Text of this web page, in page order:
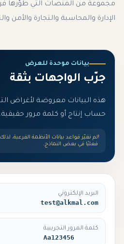
مجموعة من المنصات التي طوّرها
الإدارة والمحاسبة والتجارة والأمن
بيانات موحدة للعرض
جرّب الواجهات بثقة
هذه البيانات معروضة لأغراض
حساب إنتاج أو كلمة مرور حقيقية.
!لم نغيّر قواعد بيانات الأنظمة الفرعية،
فعليًا في بعض النماذج.
البريد الإلكتروني
test@alkmal.com
كلمة المرور التجريبية
Aa123456